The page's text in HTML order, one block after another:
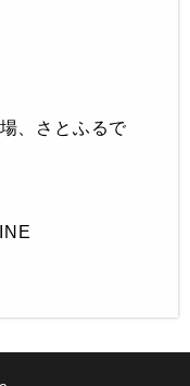
、さとふるで